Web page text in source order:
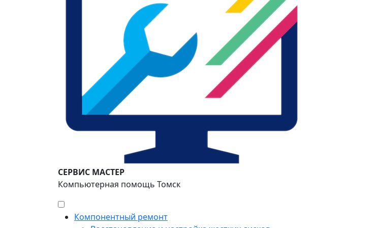
СЕРВИС МАСТЕР
Компьютерная помощь Томск
Компонентный ремонт